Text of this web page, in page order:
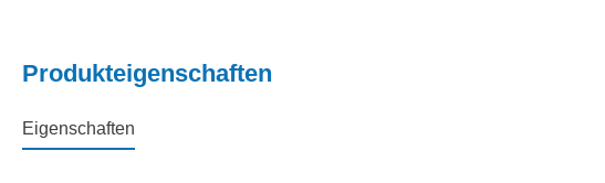
Produkteigenschaften
Eigenschaften